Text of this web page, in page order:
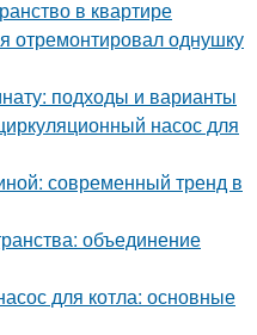
в квартире
отремонтировал однушку
подходы и варианты
насос для
современный тренд в
объединение
для котла: основные